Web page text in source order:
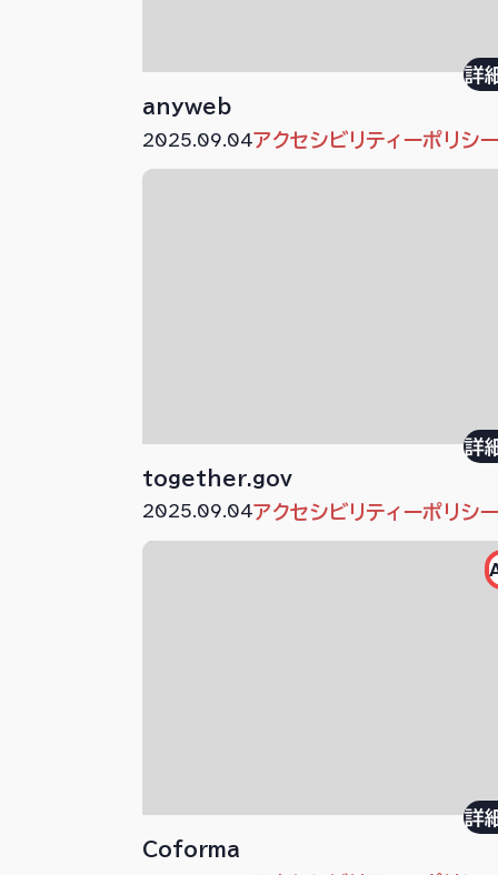
anyweb
詳
2025.09.04アクセシビリティーポリシ
together.gov
詳
2025.09.04アクセシビリティーポリシ
Coforma
詳